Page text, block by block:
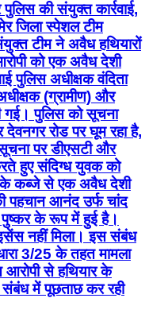
की संयुक्त कार्रवाई,
जिला स्पेशल टीम
टीम ने अवैध हथियारों
को एक अवैध देशी
पुलिस अधीक्षक वंदिता
(ग्रामीण) और
गई। पुलिस को सूचना
रोड पर घूम रहा है,
पर डीएसटी और
हुए संदिग्ध युवक को
कब्जे से एक अवैध देशी
पहचान आनंद उर्फ चांद
पुष्कर के रूप में हुई है।
नहीं मिला। इस संबंध
3/25 के तहत मामला
से हथियार के
में पूछताछ कर रही